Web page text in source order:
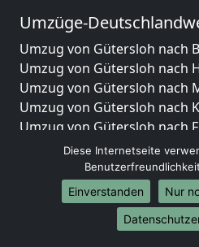
Umzüge-
Umzug von Gütersloh nach
Umzug von Gütersloh nach
Umzug von Gütersloh nach
Umzug von Gütersloh nach
Umzug von Gütersloh nach
Umzug von Gütersloh nach
Umzug von Gütersloh nach
Umzug von Gütersloh nach
Umzug von Gütersloh nach
Umzug von Gütersloh nach
Diese Internetseite
Einverstanden
Nur